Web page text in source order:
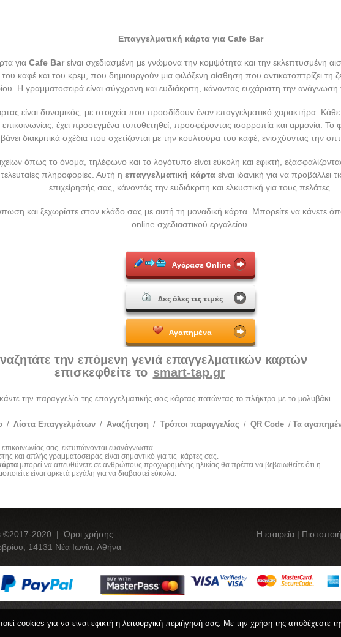
Επαγγελματική κάρτα για Cafe Bar
για Cafe Barείναι σχεδιασμένη με γνώμονα την κομψότητα και την εκλεπτυσμένη
καφέ και του κρεμ, που δημιουργούν μια φιλόξενη αίσθηση που αντικατοπτρίζει τη
Η γραμματοσειρά είναι σύγχρονη και ευδιάκριτη, κάνοντας ευχάριστη την ανάγνωση
είναι δυναμικός, με στοιχεία που προσδίδουν έναν επαγγελματικό χαρακτήρα.
επικοινωνίας, έχει προσεγμένα τοποθετηθεί, προσφέροντας ισορροπία και αρμονία.
διακριτικά σχέδια που σχετίζονται με την κουλτούρα του καφέ, ενισχύοντας την
όπως το όνομα, τηλέφωνο και το λογότυπο είναι εύκολη και εφικτή,
πληροφορίες. Αυτή η επαγγελματική κάρταείναι ιδανική για να προβάλλει
επιχείρησής σας, κάνοντάς την ευδιάκριτη και ελκυστική για τους πελάτες.
και ξεχωρίστε στον κλάδο σας με αυτή τη μοναδική κάρτα. Μπορείτε να κάνετε
online σχεδιαστικού εργαλείου.
Αγόρασε Online
Δες όλες τις τιμές
Αγαπημένα
την επόμενη γενιά επαγγελματικών καρτών
επισκεφθείτε το smart-tap.gr
την παραγγελία της επαγγελματικής σας κάρτας πατώντας το πλήκτρο με το μολυβάκι.
/ Λίστα Επαγγελμάτων / Αναζήτηση / Τρόποι παραγγελίας / QR Code / Τα
επικοινωνίας σας εκτυπώνονται ευανάγνωστα.
και απλής γραμματοσειράς είναι σημαντικό για τις κάρτες σας.
μπορεί να απευθύνετε σε ανθρώπους προχωρημένης ηλικίας θα πρέπει να βεβαιωθείτε ότι η
είναι αρκετά μεγάλη για να διαβαστεί εύκολα.
©2017-2020 | Όροι χρήσης Η εταιρεία |
14131 Νέα Ιωνία, Αθήνα
cookies για να είναι εφικτή η λειτουργική περιήγησή σας. Με την χρήση της αποδέχεστε